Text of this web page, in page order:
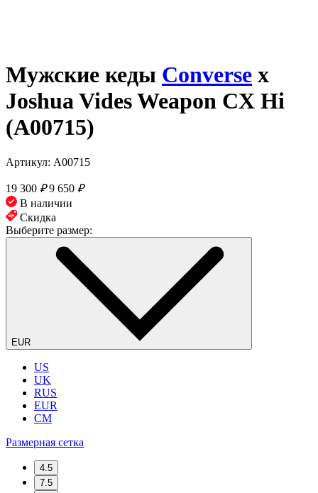
Мужские кеды Converse x
Joshua Vides Weapon CX Hi
(A00715)
Артикул: A00715
19 300 ₽ 9 650 ₽
В наличии
Скидка
Выберите размер:
EUR
US
UK
RUS
EUR
CM
Размерная сетка
4.5
7.5